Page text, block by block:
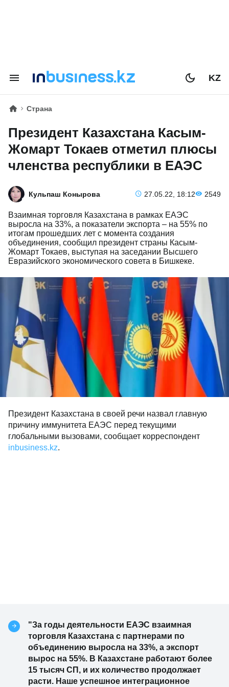
KZ
Страна
Президент Казахстана Касым-
Жомарт Токаев отметил плюсы
членства республики в ЕАЭС
Кульпаш Конырова 27.05.22, 18:12 2549
Взаимная торговля Казахстана в рамках ЕАЭС
выросла на 33%, а показатели экспорта – на 55% по
итогам прошедших лет с момента создания
объединения, сообщил президент страны Касым-
Жомарт Токаев, выступая на заседании Высшего
Евразийского экономического совета в Бишкеке.
Президент Казахстана в своей речи назвал главную
причину иммунитета ЕАЭС перед текущими
глобальными вызовами, сообщает корреспондент
inbusiness.kz.
"За годы деятельности ЕАЭС взаимная
торговля Казахстана с партнерами по
объединению выросла на 33%, а экспорт
вырос на 55%. В Казахстане работают более
15 тысяч СП, и их количество продолжает
расти. Наше успешное интеграционное